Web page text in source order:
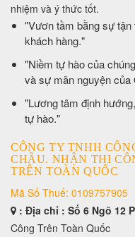
nhiệm và ý thức tốt.
​"Vươn tầm bằng sự
khách hàng."
​"Niềm tự hào của
và sự mãn nguyện của
​"Lương tâm định
tự hào."
CÔNG TY TNHH
CHÂU. NHẬN THI
TRÊN TOÀN QUỐC
Mã Số Thuế: 0109757905
: Địa chỉ : Số 6 Ngõ 12
Công Trên Toàn Quốc